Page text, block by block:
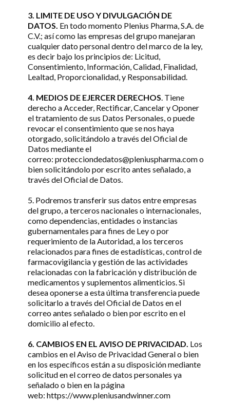
3. LIMITE DE USO Y DIVULGACIÓN DE
DATOS. En todo momento Plenius Pharma, S.A. de
C.V.; así como las empresas del grupo manejaran
cualquier dato personal dentro del marco de la ley,
es decir bajo los principios de: Licitud,
Consentimiento, Información, Calidad, Finalidad,
Lealtad, Proporcionalidad, y Responsabilidad.
4. MEDIOS DE EJERCER DERECHOS. Tiene
derecho a Acceder, Rectificar, Cancelar y Oponer
el tratamiento de sus Datos Personales, o puede
revocar el consentimiento que se nos haya
otorgado, solicitándolo a través del Oficial de
Datos mediante el
correo: protecciondedatos@pleniuspharma.com o
bien solicitándolo por escrito antes señalado, a
través del Oficial de Datos.
5. Podremos transferir sus datos entre empresas
del grupo, a terceros nacionales o internacionales,
como dependencias, entidades o instancias
gubernamentales para fines de Ley o por
requerimiento de la Autoridad, a los terceros
relacionados para fines de estadísticas, control de
farmacovigilancia y gestión de las actividades
relacionadas con la fabricación y distribución de
medicamentos y suplementos alimenticios. Si
desea oponerse a esta última transferencia puede
solicitarlo a través del Oficial de Datos en el
correo antes señalado o bien por escrito en el
domicilio al efecto.
6. CAMBIOS EN EL AVISO DE PRIVACIDAD. Los
cambios en el Aviso de Privacidad General o bien
en los específicos están a su disposición mediante
solicitud en el correo de datos personales ya
señalado o bien en la página
web: https://www.pleniusandwinner.com